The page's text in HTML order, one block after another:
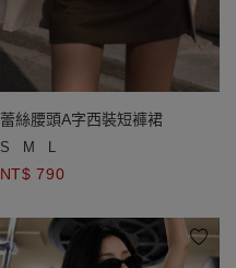
蕾絲腰頭A字西裝短褲裙
S M L
NT$ 790